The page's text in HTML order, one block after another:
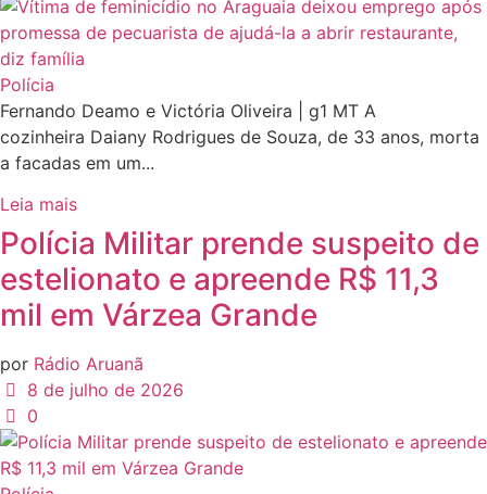
Polícia
Fernando Deamo e Victória Oliveira | g1 MT A
cozinheira Daiany Rodrigues de Souza, de 33 anos, morta
a facadas em um...
Leia mais
Polícia Militar prende suspeito de
estelionato e apreende R$ 11,3
mil em Várzea Grande
por Rádio Aruanã
8 de julho de 2026
0